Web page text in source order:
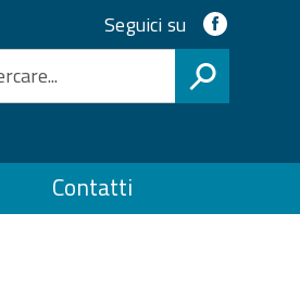
ai
servizi
Seguici su
Contatti